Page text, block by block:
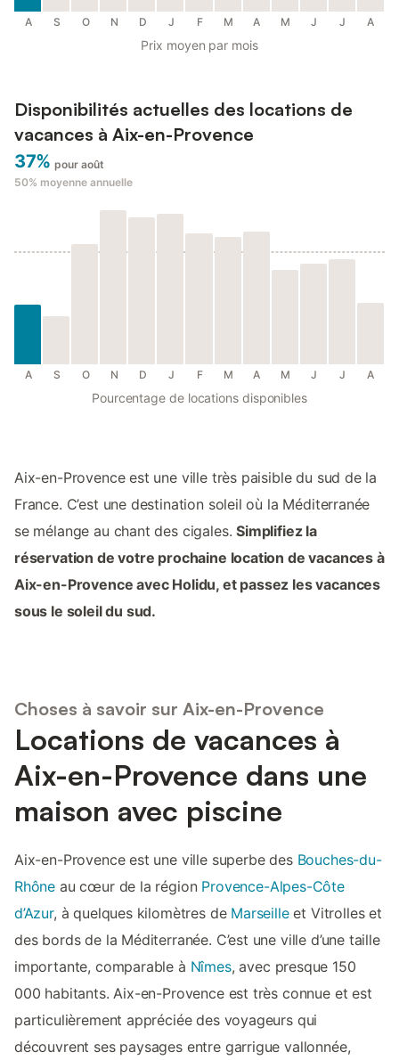
A S O N D J F M A M J J A
Prix moyen par mois
Disponibilités actuelles des locations de
vacances à Aix-en-Provence
37% pour août
50% moyenne annuelle
A S O N D J F M A M J J A
Pourcentage de locations disponibles
Aix-en-Provence est une ville très paisible du sud de la
France. C’est une destination soleil où la Méditerranée
se mélange au chant des cigales.Simplifiez la
réservation de votre prochaine location de vacances à
Aix-en-Provence avec Holidu, et passez les vacances
sous le soleil du sud.
Choses à savoir sur Aix-en-Provence
Locations de vacances à
Aix-en-Provence dans une
maison avec piscine
Aix-en-Provence est une ville superbe des Bouches-du-
Rhône au cœur de la région Provence-Alpes-Côte
d’Azur, à quelques kilomètres de Marseilleet Vitrolles et
des bords de la Méditerranée. C’est une ville d’une taille
importante, comparable à Nîmes, avec presque 150
000 habitants. Aix-en-Provence est très connue et est
particulièrement appréciée des voyageurs qui
découvrent ses paysages entre garrigue vallonnée,